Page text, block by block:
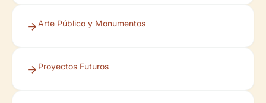
Arte Público y Monumentos
Proyectos Futuros